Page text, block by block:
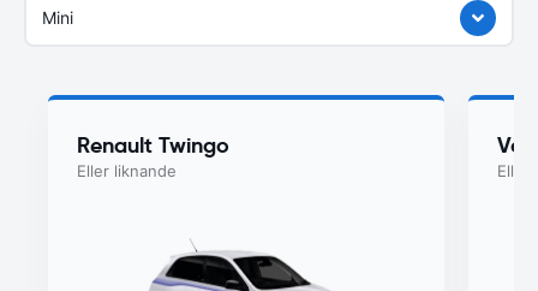
Mini
Renault Twingo
Eller liknande Eller